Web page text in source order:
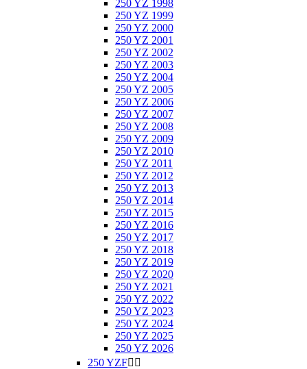
250 YZ 1998
250 YZ 1999
250 YZ 2000
250 YZ 2001
250 YZ 2002
250 YZ 2003
250 YZ 2004
250 YZ 2005
250 YZ 2006
250 YZ 2007
250 YZ 2008
250 YZ 2009
250 YZ 2010
250 YZ 2011
250 YZ 2012
250 YZ 2013
250 YZ 2014
250 YZ 2015
250 YZ 2016
250 YZ 2017
250 YZ 2018
250 YZ 2019
250 YZ 2020
250 YZ 2021
250 YZ 2022
250 YZ 2023
250 YZ 2024
250 YZ 2025
250 YZ 2026
250 YZF 